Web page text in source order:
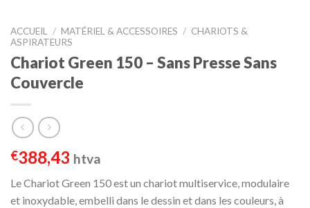
ACCUEIL / MATÉRIEL & ACCESSOIRES / CHARIOTS &
ASPIRATEURS
Chariot Green 150 – Sans Presse Sans
Couvercle
€388,43 htva
Le Chariot Green 150 est un chariot multiservice, modulaire
et inoxydable, embelli dans le dessin et dans les couleurs, à